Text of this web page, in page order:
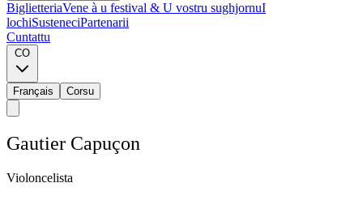
BiglietteriaVene à u festival & U vostru sughjornuI
lochiSusteneciPartenarii
Cuntattu
Français Corsu
Gautier Capuçon
Violoncelista